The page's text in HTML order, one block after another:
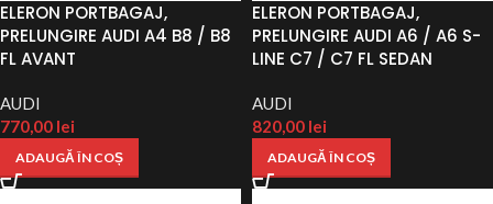
ELERON PORTBAGAJ,
PRELUNGIRE AUDI A4 B8 / B8
FL AVANT
AUDI
770,00 lei
ADAUGĂ ÎN COȘ
ELERON PORTBAGAJ,
PRELUNGIRE AUDI A6 / A6 S-
LINE C7 / C7 FL SEDAN
AUDI
820,00 lei
ADAUGĂ ÎN COȘ